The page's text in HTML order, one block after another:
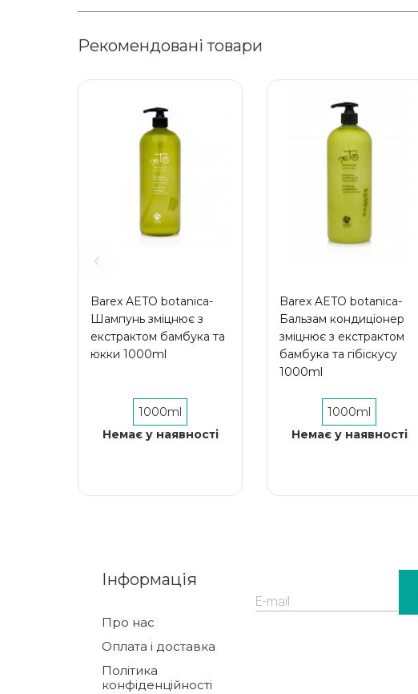
Рекомендовані товари
Barex AETO botanica-
Шампунь зміцнює з
екстрактом бамбука та
юкки 1000ml
1000ml
Немає у наявності
Barex AETO botanica-
Бальзам кондиціонер
зміцнює з екстрактом
бамбука та гібіскусу
1000ml
1000ml
Немає у наявності
Інформація
Про нас
Оплата і доставка
Політика
конфіденційності